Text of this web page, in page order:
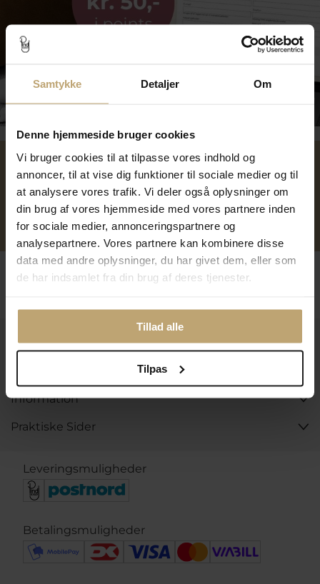
Samtykke Detaljer Om
Denne hjemmeside bruger cookies
Vi bruger cookies til at tilpasse vores indhold og
annoncer, til at vise dig funktioner til sociale medier og til
at analysere vores trafik. Vi deler også oplysninger om
din brug af vores hjemmeside med vores partnere inden
for sociale medier, annonceringspartnere og
analysepartnere. Vores partnere kan kombinere disse
data med andre oplysninger, du har givet dem, eller som
de har indsamlet fra din brug af deres tjenester.
Tillad alle
Tilpas
Tilmeld dig kundeklubben
Over 40 års erfaring Mulighed for gravering
Personlig kundeservice
Reparation af smykker og
ure
Følg os
Kontakt
Åbningstider I Butikken
Information
Praktiske Sider
Leveringsmuligheder
Betalingsmuligheder